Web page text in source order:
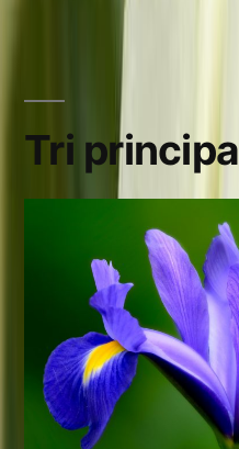
Tri principa